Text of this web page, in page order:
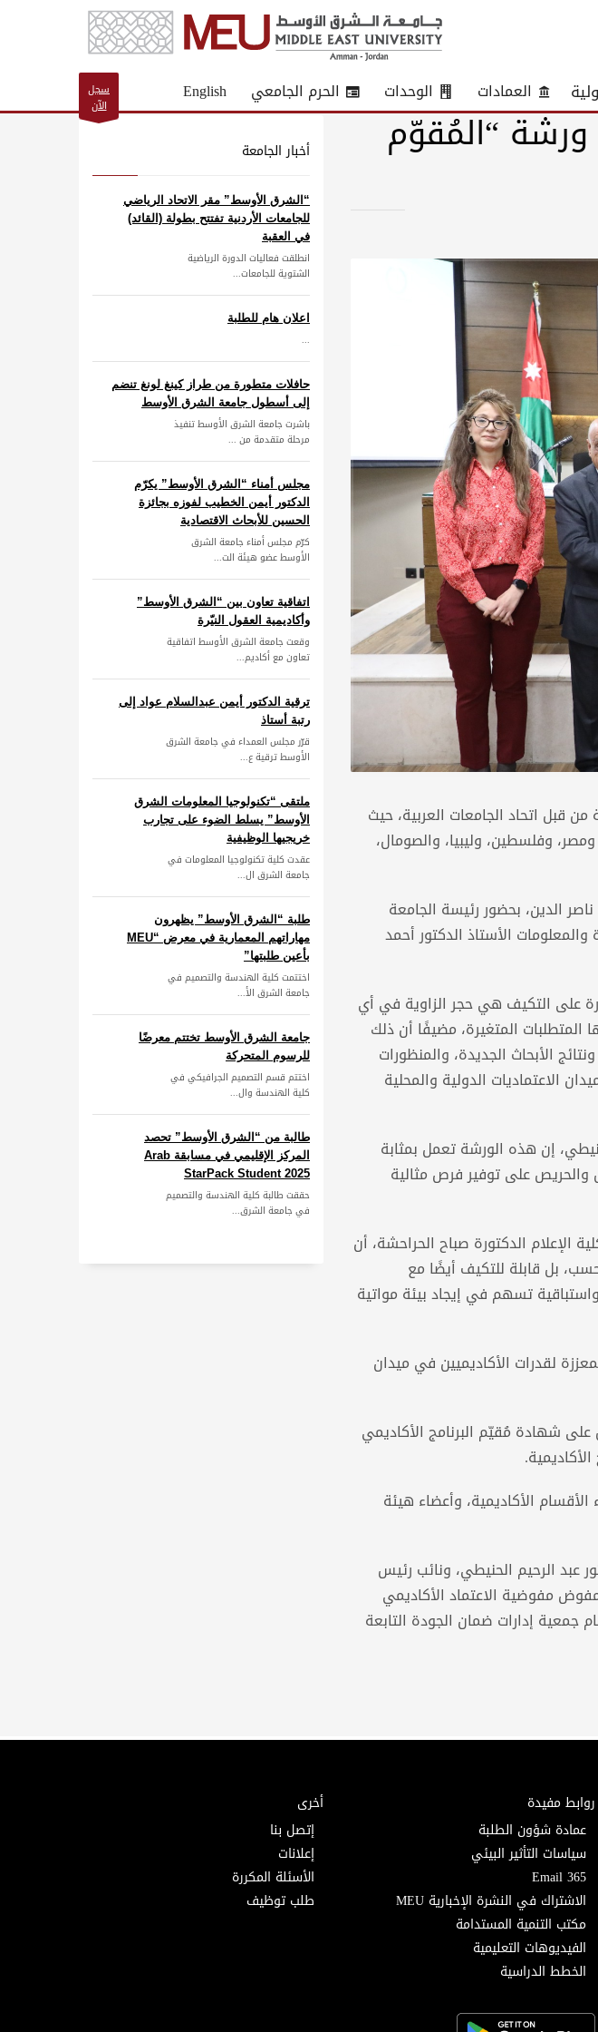
العمادات الوحدات الحرم الجامعي English
سجل
الآن
ورشة “المُقوّم
اتحاد الجامعات العربية، حيث
وفلسطين، وليبيا، والصومال،
الدين، بحضور رئيسة الجامعة
الأستاذ الدكتور أحمد
على التكيف هي حجر الزاوية في أي
المتغيرة، مضيفًا أن ذلك
الأبحاث الجديدة، والمنظورات
الاعتماديات الدولية والمحلية
إن هذه الورشة تعمل بمثابة
والحريص على توفير فرص مثالية
الإعلام الدكتورة صباح الحراحشة، أن
بل قابلة للتكيف أيضًا مع
تسهم في إيجاد بيئة مواتية
لقدرات الأكاديميين في ميدان
على شهادة مُقيّم البرنامج الأكاديمي
الأكاديمية، وأعضاء هيئة
عبد الرحيم الحنيطي، ونائب رئيس
مفوضية الاعتماد الأكاديمي
جمعية إدارات ضمان الجودة التابعة
أخبار الجامعة
“الشرق الأوسط” مقر الاتحاد الرياضي
للجامعات الأردنية تفتتح بطولة (القائد)
في العقبة
انطلقت فعاليات الدورة الرياضية
الشتوية للجامعات...
اعلان هام للطلبة
...
حافلات متطورة من طراز كينغ لونغ تنضم
إلى أسطول جامعة الشرق الأوسط
باشرت جامعة الشرق الأوسط تنفيذ
مرحلة متقدمة من ...
مجلس أمناء “الشرق الأوسط” يكرّم
الدكتور أيمن الخطيب لفوزه بجائزة
الحسين للأبحاث الاقتصادية
كرّم مجلس أمناء جامعة الشرق
الأوسط عضو هيئة الت...
اتفاقية تعاون بين “الشرق الأوسط”
وأكاديمية العقول النيّرة
وقعت جامعة الشرق الأوسط اتفاقية
تعاون مع أكاديم...
ترقية الدكتور أيمن عبدالسلام عواد إلى
رتبة أستاذ
قرّر مجلس العمداء في جامعة الشرق
الأوسط ترقية ع...
ملتقى “تكنولوجيا المعلومات الشرق
الأوسط” يسلط الضوء على تجارب
خريجيها الوظيفية
عقدت كلية تكنولوجيا المعلومات في
جامعة الشرق ال...
طلبة “الشرق الأوسط” يظهرون
مهاراتهم المعمارية في معرض “MEU
بأعين طلبتها”
اختتمت كلية الهندسة والتصميم في
جامعة الشرق الأ...
جامعة الشرق الأوسط تختتم معرضًا
للرسوم المتحركة
اختتم قسم التصميم الجرافيكي في
كلية الهندسة وال...
طالبة من “الشرق الأوسط” تحصد
المركز الإقليمي في مسابقة Arab
StarPack Student 2025
حققت طالبة كلية الهندسة والتصميم
في جامعة الشرق...
روابط مفيدة
عمادة شؤون الطلبة
سياسات التأثير البيئي
Email 365
الاشتراك في النشرة الإخبارية MEU
مكتب التنمية المستدامة
الفيديوهات التعليمية
الخطط الدراسية
أخرى
إتصل بنا
إعلانات
الأسئلة المكررة
طلب توظيف